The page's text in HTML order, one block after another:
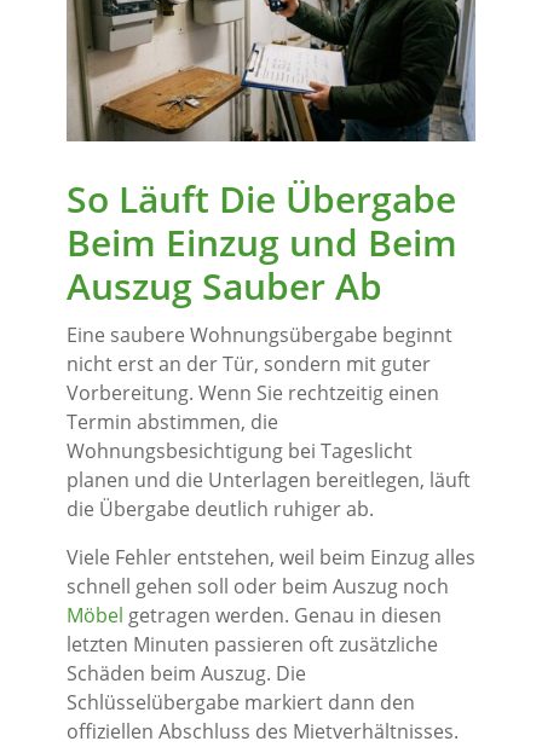
So Läuft Die Übergabe
Beim Einzug und Beim
Auszug Sauber Ab
Eine saubere Wohnungsübergabe beginnt
nicht erst an der Tür, sondern mit guter
Vorbereitung. Wenn Sie rechtzeitig einen
Termin abstimmen, die
Wohnungsbesichtigung bei Tageslicht
planen und die Unterlagen bereitlegen, läuft
die Übergabe deutlich ruhiger ab.
Viele Fehler entstehen, weil beim Einzug alles
schnell gehen soll oder beim Auszug noch
Möbel getragen werden. Genau in diesen
letzten Minuten passieren oft zusätzliche
Schäden beim Auszug. Die
Schlüsselübergabe markiert dann den
offiziellen Abschluss des Mietverhältnisses.